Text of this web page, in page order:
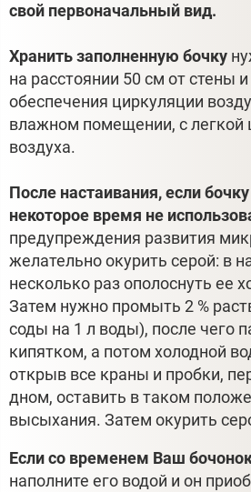
свой первоначальный вид.
Хранить заполненную бочку
на расстоянии 50 см от стены
обеспечения циркуляции
влажном помещении, с легкой
воздуха.
После настаивания, если
некоторое время не
предупреждения развития
желательно окурить серой: в
несколько раз ополоснуть ее
Затем нужно промыть 2 %
соды на 1 л воды), после чего
кипятком, а потом холодной
открыв все краны и пробки,
дном, оставить в таком
высыхания. Затем окурить
Если со временем Ваш
наполните его водой и он